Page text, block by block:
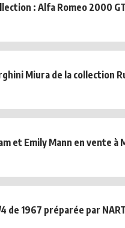
: Alfa Romeo 2000
Miura de la collection
et Emily Mann en vente à
de 1967 préparée par